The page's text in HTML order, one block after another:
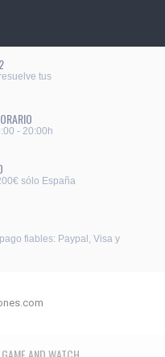
tus
- 20:00h
sólo España
fiables: Paypal, Visa y